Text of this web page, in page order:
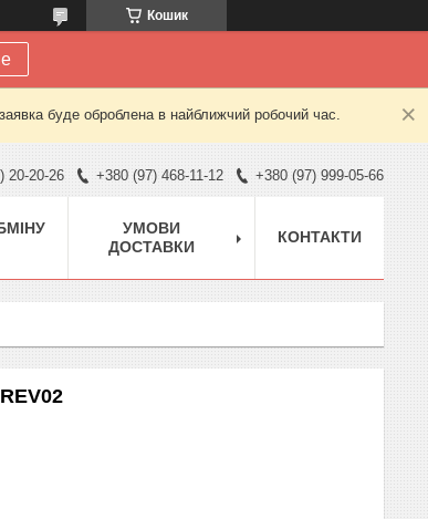
Кошик
буде оброблена в найближчий робочий час.
20-20-26 +380 (97) 468-11-12 +380 (97) 999-05-66
УМОВИ
ДОСТАВКИ
КОНТАКТИ